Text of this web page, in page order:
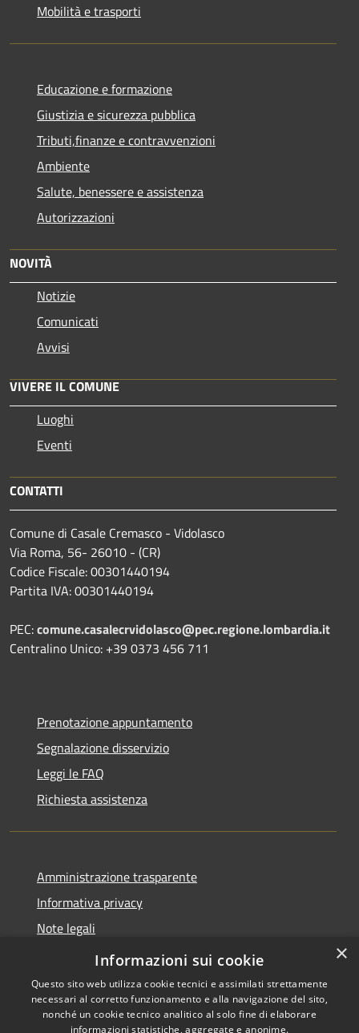
Mobilità e trasporti
Educazione e formazione
Giustizia e sicurezza pubblica
Tributi,finanze e contravvenzioni
Ambiente
Salute, benessere e assistenza
Autorizzazioni
NOVITÀ
Notizie
Comunicati
Avvisi
VIVERE IL COMUNE
Luoghi
Eventi
CONTATTI
Comune di Casale Cremasco - Vidolasco
Via Roma, 56- 26010 - (CR)
Codice Fiscale: 00301440194
Partita IVA: 00301440194
PEC:comune.casalecrvidolasco@pec.regione.lombardia.it
Centralino Unico: +39 0373 456 711
Prenotazione appuntamento
Segnalazione disservizio
Leggi le FAQ
Richiesta assistenza
Amministrazione trasparente
Informativa privacy
Note legali
Dichiarazione di accessibilità
×
Informazioni sui cookie
Questo sito web utilizza cookie tecnici e assimilati strettamente
necessari al corretto funzionamento e alla navigazione del sito,
nonché un cookie tecnico analitico al solo fine di elaborare
informazioni statistiche, aggregate e anonime.